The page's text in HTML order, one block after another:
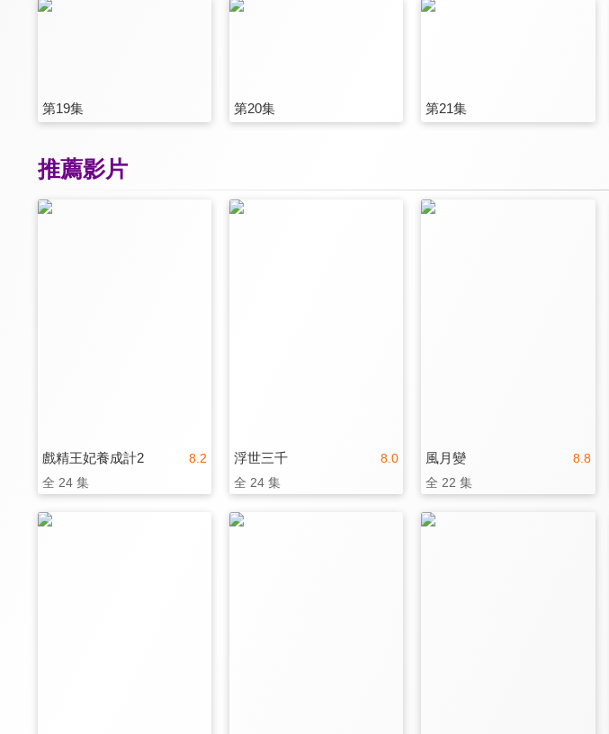
第19集 第20集 第21集
推薦影片
8.2
戲精王妃養成計2
全 24 集
8.0
浮世三千
全 24 集
8.8
風月變
全 22 集